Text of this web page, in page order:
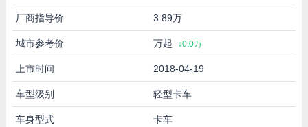
厂商指导价 3.89万
城市参考价 万起 ↓0.0万
上市时间 2018-04-19
车型级别 轻型卡车
车身型式 卡车